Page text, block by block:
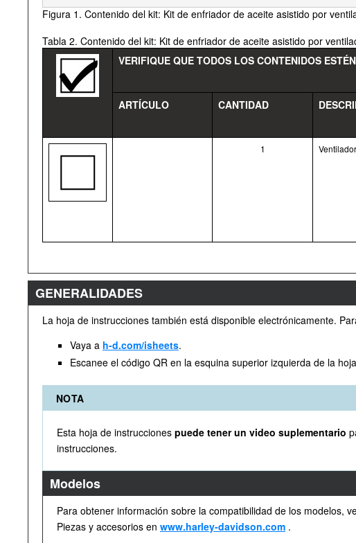
Figura 1. Contenido del kit: Kit de enfriador de aceite asistido por
Tabla 2. Contenido del kit: Kit de enfriador de aceite asistido por
VERIFIQUE QUE TODOS LOS CONTENIDOS
ARTÍCULO CANTIDAD
1
GENERALIDADES
La hoja de instrucciones también está disponible electrónicamente.
Vaya a h-d.com/isheets.
Escanee el código QR en la esquina superior izquierda de la
NOTA
Esta hoja de instrucciones puede tener un video suplementario
instrucciones.
Modelos
Para obtener información sobre la compatibilidad de los modelos,
Piezas y accesorios en www.harley-davidson.com .